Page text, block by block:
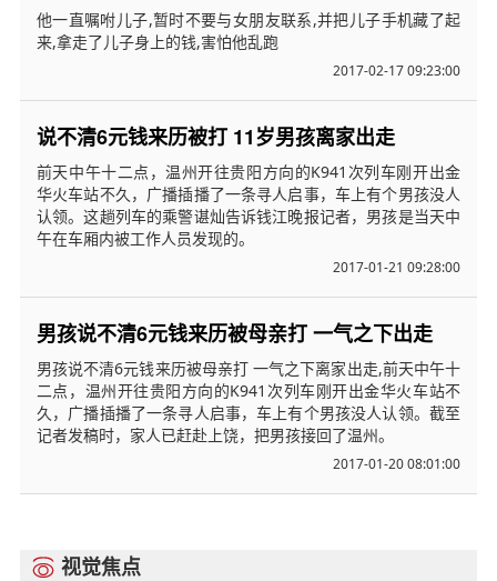
他一直嘱咐儿子,暂时不要与女朋友联系,并把儿子手机藏了起
来,拿走了儿子身上的钱,害怕他乱跑
2017-02-17 09:23:00
说不清6元钱来历被打 11岁男孩离家出走
前天中午十二点，温州开往贵阳方向的K941次列车刚开出金
华火车站不久，广播插播了一条寻人启事，车上有个男孩没人
认领。这趟列车的乘警谌灿告诉钱江晚报记者，男孩是当天中
午在车厢内被工作人员发现的。
2017-01-21 09:28:00
男孩说不清6元钱来历被母亲打 一气之下出走
男孩说不清6元钱来历被母亲打 一气之下离家出走,前天中午十
二点，温州开往贵阳方向的K941次列车刚开出金华火车站不
久，广播插播了一条寻人启事，车上有个男孩没人认领。截至
记者发稿时，家人已赶赴上饶，把男孩接回了温州。
2017-01-20 08:01:00
 视觉焦点